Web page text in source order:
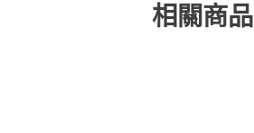
相關商品